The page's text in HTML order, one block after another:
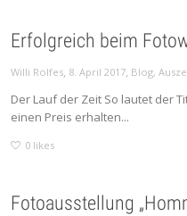
Erfolgreich beim
Willi Rolfes, 8. April 2017, Blog,
Der Lauf der Zeit So lautet der
einen Preis erhalten...
0 likes
Fotoausstellung